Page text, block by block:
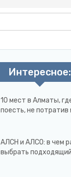
Интересное:
10 мест в Алматы,
поесть, не потратив
АЛСН и АЛСО: в чем
выбрать